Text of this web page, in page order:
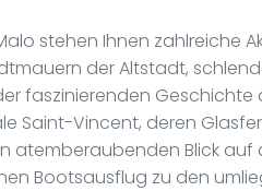
stehen Ihnen zahlreiche
der Altstadt,
faszinierenden
Saint-Vincent, deren
atemberaubenden Blick auf
Bootsausflug zu den